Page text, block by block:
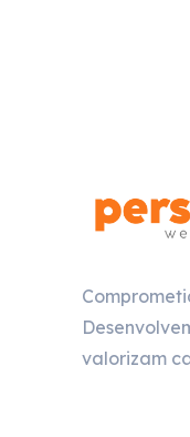
valorizam